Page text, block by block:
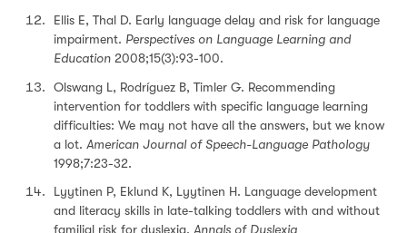
Ellis E, Thal D. Early language delay and risk for language
impairment. Perspectives on Language Learning and
Education 2008;15(3):93-100.
Olswang L, Rodríguez B, Timler G. Recommending
intervention for toddlers with specific language learning
difficulties: We may not have all the answers, but we know
a lot. American Journal of Speech-Language Pathology
1998;7:23-32.
Lyytinen P, Eklund K, Lyytinen H. Language development
and literacy skills in late-talking toddlers with and without
familial risk for dyslexia. Annals of Dyslexia